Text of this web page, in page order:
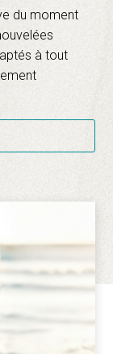
du moment
à tout